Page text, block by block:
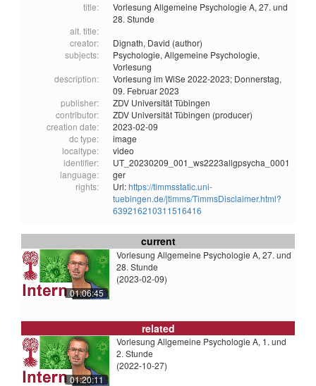
title:
Vorlesung Allgemeine Psychologie A, 27. und
28. Stunde
alt. title:
creator:
Dignath, David (author)
subjects:
Psychologie, Allgemeine Psychologie,
Vorlesung
description:
Vorlesung im WiSe 2022-2023; Donnerstag,
09. Februar 2023
publisher:
ZDV Universität Tübingen
contributor:
ZDV Universität Tübingen (producer)
creation date:
2023-02-09
dc type:
image
localtype:
video
identifier:
UT_20230209_001_ws2223allgpsycha_0001
language:
ger
rights:
Url:https://timmsstatic.uni-
tuebingen.de/jtimms/TimmsDisclaimer.html?
639216210311516416
current
01:06:45
Vorlesung Allgemeine Psychologie A, 27. und
28. Stunde
(2023-02-09)
related
01:20:11
Vorlesung Allgemeine Psychologie A, 1. und
2. Stunde
(2022-10-27)